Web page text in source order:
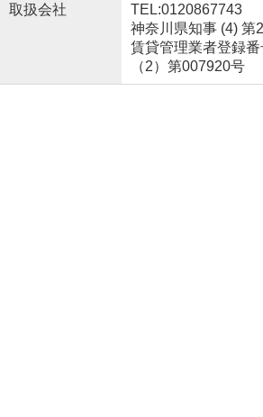
取扱会社
TEL:0120867743
神奈川県知事 (4) 第
賃貸管理業者登録
（2）第007920号